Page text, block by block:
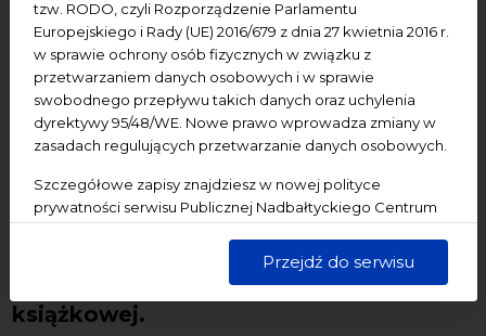
tzw. RODO, czyli Rozporządzenie Parlamentu
Europejskiego i Rady (UE) 2016/679 z dnia 27 kwietnia 2016 r.
w sprawie ochrony osób fizycznych w związku z
przetwarzaniem danych osobowych i w sprawie
swobodnego przepływu takich danych oraz uchylenia
dyrektywy 95/48/WE. Nowe prawo wprowadza zmiany w
zasadach regulujących przetwarzanie danych osobowych.
Szczegółowe zapisy znajdziesz w nowej polityce
prywatności serwisu Publicznej Nadbałtyckiego Centrum
dane są przetwarzane w sposób bezpieczny, z należytą
starannością i zgodnie z obowiązującymi przepisami.
Przejdź do serwisu
wyobraźni. Zapraszamy Państwa –
rodziców z dziećmi, młodzież – byście
wraz z nami popuścili wodze fantazji i
wybrali się na wyprawę w poszukiwaniu
pewnego tajemniczego miejsca…
Przewodnikami w tej podróży będą –
wszak to Bałtyckie Spotkania
Ilustratorów! – artyści i badacze
zajmujący się sztuką ilustracji
książkowej.